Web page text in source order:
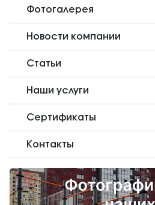
Фотогалерея
Новости компании
Статьи
Наши услуги
Сертификаты
Контакты